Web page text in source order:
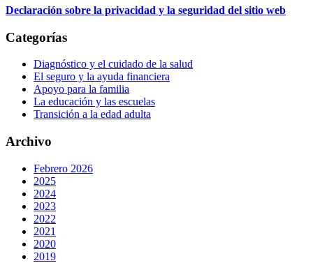
Declaración sobre la privacidad y la seguridad del sitio web
Categorías
Diagnóstico y el cuidado de la salud
El seguro y la ayuda financiera
Apoyo para la familia
La educación y las escuelas
Transición a la edad adulta
Archivo
Febrero 2026
2025
2024
2023
2022
2021
2020
2019